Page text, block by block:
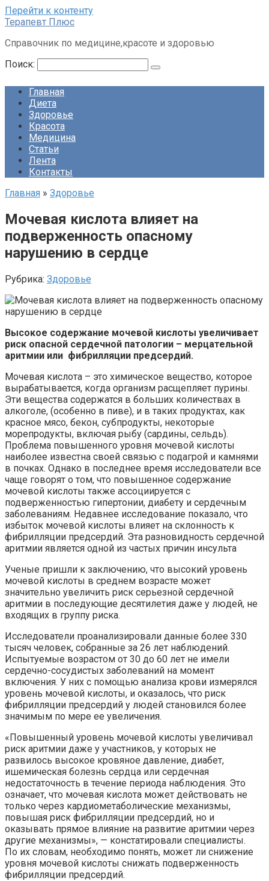
Перейти к контенту
Терапевт Плюс
Справочник по медицине,красоте и здоровью
Поиск:
Главная
Диета
Здоровье
Красота
Медицина
Статьи
Лента
Контакты
Главная » Здоровье
Мочевая кислота влияет на
подверженность опасному
нарушению в сердце
Рубрика: Здоровье
Высокое содержание мочевой кислоты увеличивает
риск опасной сердечной патологии – мерцательной
аритмии или фибрилляции предсердий.
Мочевая кислота – это химическое вещество, которое
вырабатывается, когда организм расщепляет пурины.
Эти вещества содержатся в больших количествах в
алкоголе, (особенно в пиве), и в таких продуктах, как
красное мясо, бекон, субпродукты, некоторые
морепродукты, включая рыбу (сардины, сельдь).
Проблема повышенного уровня мочевой кислоты
наиболее известна своей связью с подагрой и камнями
в почках. Однако в последнее время исследователи все
чаще говорят о том, что повышенное содержание
мочевой кислоты также ассоциируется с
подверженностью гипертонии, диабету и сердечным
заболеваниям. Недавнее исследование показало, что
избыток мочевой кислоты влияет на склонность к
фибрилляции предсердий. Эта разновидность сердечной
аритмии является одной из частых причин инсульта
Ученые пришли к заключению, что высокий уровень
мочевой кислоты в среднем возрасте может
значительно увеличить риск серьезной сердечной
аритмии в последующие десятилетия даже у людей, не
входящих в группу риска.
Исследователи проанализировали данные более 330
тысяч человек, собранные за 26 лет наблюдений.
Испытуемые возрастом от 30 до 60 лет не имели
сердечно-сосудистых заболеваний на момент
включения. У них с помощью анализа крови измерялся
уровень мочевой кислоты, и оказалось, что риск
фибрилляции предсердий у людей становился более
значимым по мере ее увеличения.
«Повышенный уровень мочевой кислоты увеличивал
риск аритмии даже у участников, у которых не
развилось высокое кровяное давление, диабет,
ишемическая болезнь сердца или сердечная
недостаточность в течение периода наблюдения. Это
означает, что мочевая кислота может действовать не
только через кардиометаболические механизмы,
повышая риск фибрилляции предсердий, но и
оказывать прямое влияние на развитие аритмии через
другие механизмы», — констатировали специалисты.
По их словам, необходимо понять, может ли снижение
уровня мочевой кислоты снижать подверженность
фибрилляции предсердий.